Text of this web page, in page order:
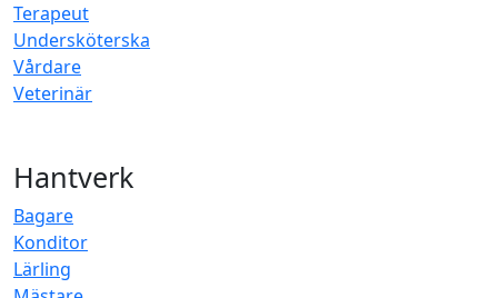
Terapeut
Undersköterska
Vårdare
Veterinär
Hantverk
Bagare
Konditor
Lärling